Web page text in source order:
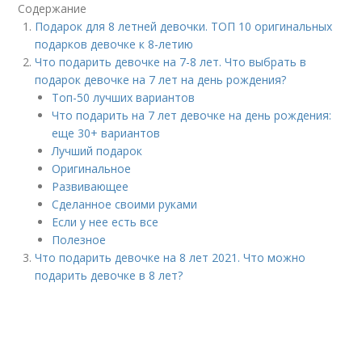
Содержание
Подарок для 8 летней девочки. ТОП 10 оригинальных
подарков девочке к 8-летию
Что подарить девочке на 7-8 лет. Что выбрать в
подарок девочке на 7 лет на день рождения?
Топ-50 лучших вариантов
Что подарить на 7 лет девочке на день рождения:
еще 30+ вариантов
Лучший подарок
Оригинальное
Развивающее
Сделанное своими руками
Если у нее есть все
Полезное
Что подарить девочке на 8 лет 2021. Что можно
подарить девочке в 8 лет?